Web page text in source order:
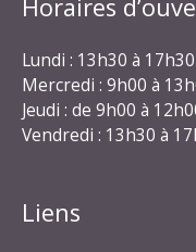
Horaires
Lundi : 13h30 à 17h30
Mercredi : 9h00 à
Jeudi : de 9h00 à
Vendredi : 13h30 à
Liens